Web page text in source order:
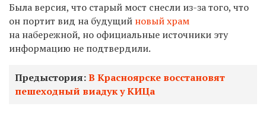
Была версия, что старый мост снесли из-за того, что
он портит вид на будущий новый храм
на набережной, но официальные источники эту
информацию не подтвердили.
Предыстория:В Красноярске восстановят
пешеходный виадук у КИЦа